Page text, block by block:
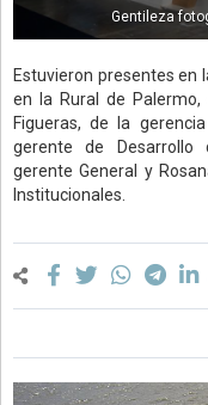
Gentileza
Estuvieron presentes en
en la Rural de
Figueras, de la
gerente de Desarrollo
gerente General y
Institucionales.